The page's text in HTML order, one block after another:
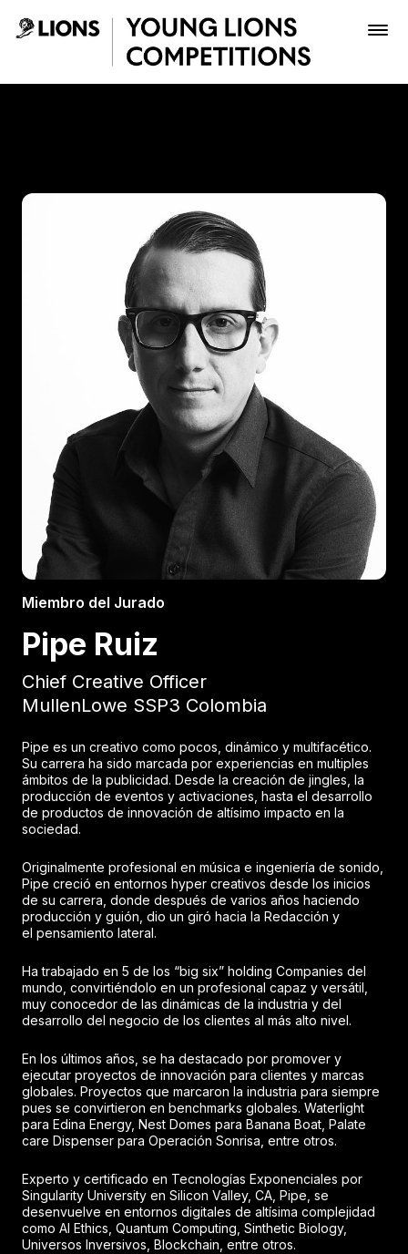
Saltar al contenido principal
Inscribir
Boletería
Miembro del Jurado
Pipe Ruiz
Chief Creative Officer
MullenLowe SSP3 Colombia
Pipe es un creativo como pocos, dinámico y multifacético.
Su carrera ha sido marcada por experiencias en multiples
ámbitos de la publicidad. Desde la creación de jingles, la
producción de eventos y activaciones, hasta el desarrollo
de productos de innovación de altísimo impacto en la
sociedad.
Originalmente profesional en música e ingeniería de sonido,
Pipe creció en entornos hyper creativos desde los inicios
de su carrera, donde después de varios años haciendo
producción y guión, dio un giró hacia la Redacción y
el pensamiento lateral.
Ha trabajado en 5 de los “big six” holding Companies del
mundo, convirtiéndolo en un profesional capaz y versátil,
muy conocedor de las dinámicas de la industria y del
desarrollo del negocio de los clientes al más alto nivel.
En los últimos años, se ha destacado por promover y
ejecutar proyectos de innovación para clientes y marcas
globales. Proyectos que marcaron la industria para siempre
pues se convirtieron en benchmarks globales. Waterlight
para Edina Energy, Nest Domes para Banana Boat, Palate
care Dispenser para Operación Sonrisa, entre otros.
Experto y certificado en Tecnologías Exponenciales por
Singularity University en Silicon Valley, CA, Pipe, se
desenvuelve en entornos digitales de altísima complejidad
como AI Ethics, Quantum Computing, Sinthetic Biology,
Universos Inversivos, Blockchain, entre otros.